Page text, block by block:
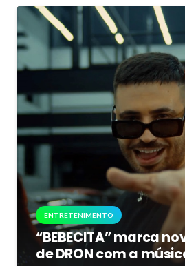
ENTRETENIMENTO
“BEBECITA” marca
de DRON com a